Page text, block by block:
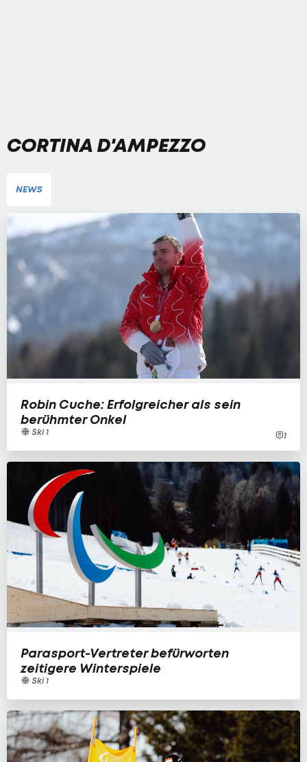
CORTINA D'AMPEZZO
NEWS
Robin Cuche: Erfolgreicher als sein
berühmter Onkel
Ski 1 1
Parasport-Vertreter befürworten
zeitigere Winterspiele
Ski 1